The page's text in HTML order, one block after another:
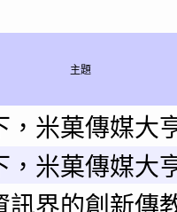
主題
，米菓傳媒大
，米菓傳媒大
訊界的創新傳